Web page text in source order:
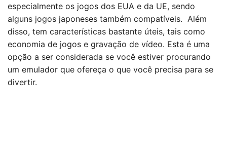
especialmente os jogos dos EUA e da UE, sendo
alguns jogos japoneses também compatíveis. Além
disso, tem características bastante úteis, tais como
economia de jogos e gravação de vídeo. Esta é uma
opção a ser considerada se você estiver procurando
um emulador que ofereça o que você precisa para se
divertir.